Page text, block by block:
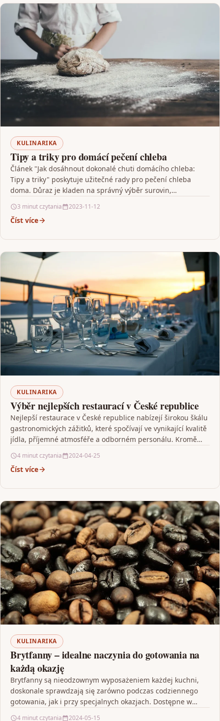
KULINARIKA
Tipy a triky pro domácí pečení chleba
Článek "Jak dosáhnout dokonalé chuti domácího chleba:
Tipy a triky" poskytuje užitečné rady pro pečení chleba
doma. Důraz je kladen na správný výběr surovin,…
3 minut czytania 2023-11-12
Číst více
KULINARIKA
Výběr nejlepších restaurací v České republice
Nejlepší restaurace v České republice nabízejí širokou škálu
gastronomických zážitků, které spočívají ve vynikající kvalitě
jídla, příjemné atmosféře a odborném personálu. Kromě
4 minut czytania 2024-04-25
Číst více
KULINARIKA
Brytfanny – idealne naczynia do gotowania na
każdą okazję
Brytfanny są nieodzownym wyposażeniem każdej kuchni,
doskonale sprawdzają się zarówno podczas codziennego
gotowania, jak i przy specjalnych okazjach. Dostępne w
4 minut czytania 2024-05-15